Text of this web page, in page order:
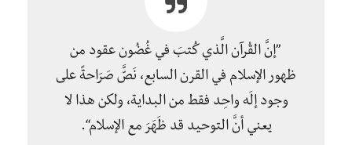
”إنَّ القُرآن الَّذي كُتبَ في غُضُون عقود من
ظهور الإسلام في القرن السابع، نَصَّّ صَرَاحةً على
وجود إلَه واحِد فقط من البداية، ولكن هذا لا
يعني أنَّ التوحيد قد ظَهَرَ مع الإسلام“.